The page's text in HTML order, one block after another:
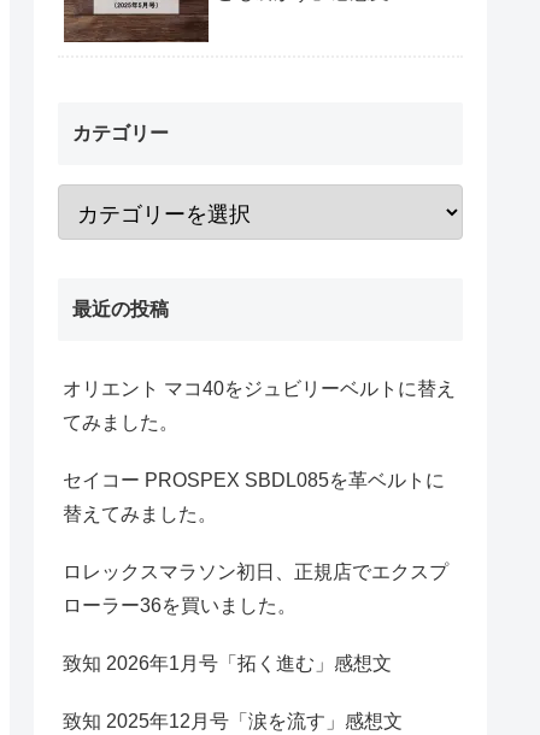
カテゴリー
最近の投稿
オリエント マコ40をジュビリーベルトに替え
てみました。
セイコー PROSPEX SBDL085を革ベルトに
替えてみました。
ロレックスマラソン初日、正規店でエクスプ
ローラー36を買いました。
致知 2026年1月号「拓く進む」感想文
致知 2025年12月号「涙を流す」感想文